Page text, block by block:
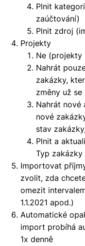
Plnit
zaúčtování)
Plnit zdroj
Projekty
Ne (projekty
Nahrát
zakázky,
změny už
Nahrát nové
nové
stav
Plnit a
Typ zakázky
Importovat
zvolit, zda
omezit
1.1.2021 apod.)
Automatické
import probíhá
1x denně